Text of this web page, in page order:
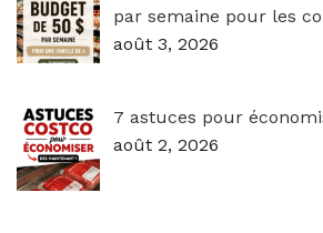
par semaine pour les
août 3, 2026
7 astuces pour
août 2, 2026